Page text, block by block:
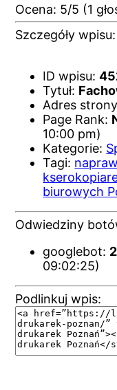
Ocena: 5/5 (1
Szczegóły wpisu:
ID wpisu:
Tytuł:
Adres
Page Rank:
10:00 pm)
Kategorie:
Tagi:
biurowych
Odwiedziny
googlebot:
09:02:25)
Podlinkuj wpis: